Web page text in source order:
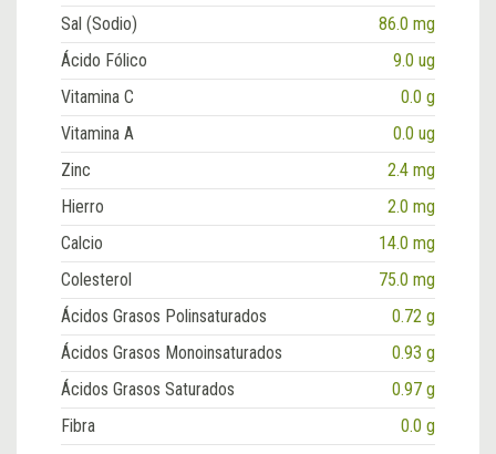
Sal (Sodio)
86.0 mg
Ácido Fólico
9.0 ug
Vitamina C
0.0 g
Vitamina A
0.0 ug
Zinc
2.4 mg
Hierro
2.0 mg
Calcio
14.0 mg
Colesterol
75.0 mg
Ácidos Grasos Polinsaturados
0.72 g
Ácidos Grasos Monoinsaturados
0.93 g
Ácidos Grasos Saturados
0.97 g
Fibra
0.0 g